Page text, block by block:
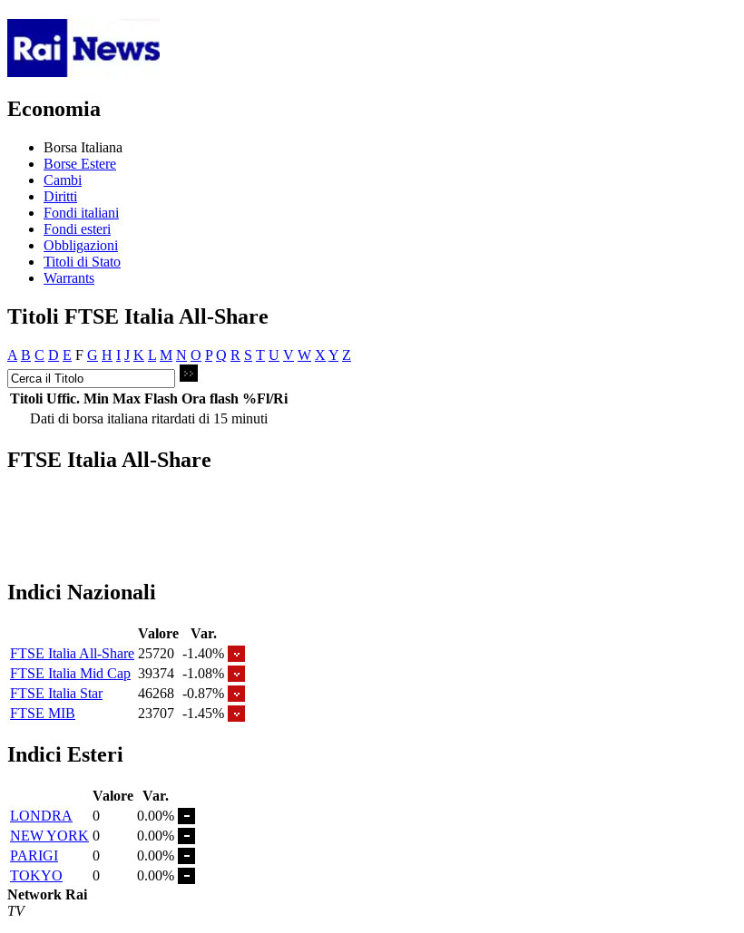
Economia
Borsa Italiana
Borse Estere
Cambi
Diritti
Fondi italiani
Fondi esteri
Obbligazioni
Titoli di Stato
Warrants
Titoli FTSE Italia All-Share
A B C D E F G H I J K L M N O P Q R S T U V W X Y Z
Titoli Uffic. Min Max Flash Ora flash %Fl/Ri
Dati di borsa italiana ritardati di 15 minuti
FTSE Italia All-Share
Indici Nazionali
Valore
Var.
FTSE Italia All-Share 25720 -1.40%
FTSE Italia Mid Cap 39374 -1.08%
FTSE Italia Star
46268 -0.87%
FTSE MIB
23707 -1.45%
Indici Esteri
Valore Var.
LONDRA
0
0.00%
NEW YORK 0
0.00%
PARIGI
0
0.00%
TOKYO
0
0.00%
Network Rai
TV